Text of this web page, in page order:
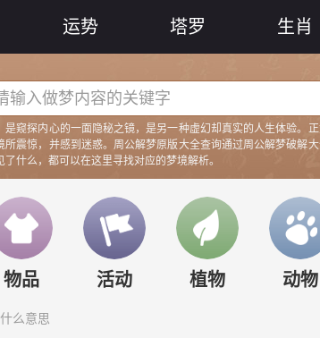
运势 塔罗 生肖
是窥探内心的一面隐秘之镜，是另一种虚幻却真实的人生体验。
所震惊，并感到迷惑。周公解梦原版大全查询通过周公解梦破解
了什么，都可以在这里寻找对应的梦境解析。
梦见
物品
梦见
活动
梦见
植物
梦见
动物
么意思